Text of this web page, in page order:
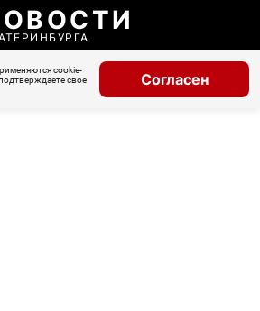
cookie-
свое
Согласен